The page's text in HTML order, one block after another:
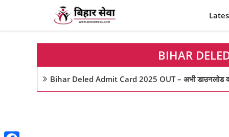
content
BIHAR
Bihar Deled Admit Card 2025 OUT – अभी डाउनलोड करें,